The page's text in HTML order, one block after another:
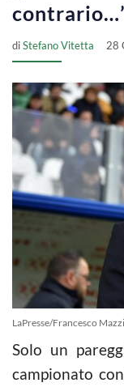
diStefano Vitetta 28
LaPresse/Francesco
Solo un
campionato